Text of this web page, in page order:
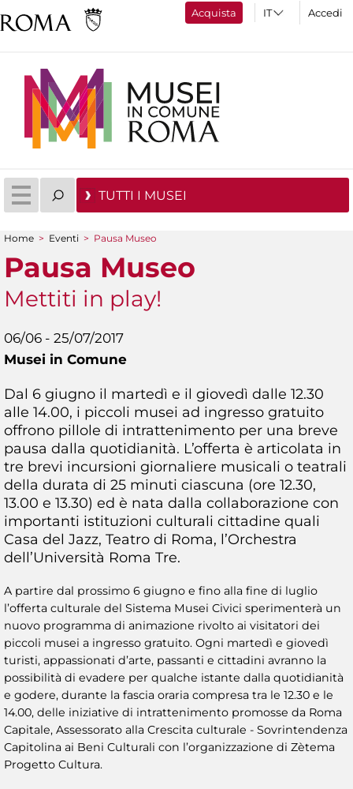
Acquista Accedi
TUTTI I MUSEI
Tu sei qui
Home > Eventi > Pausa Museo
Pausa Museo
Mettiti in play!
06/06 - 25/07/2017
Musei in Comune
Dal 6 giugno il martedì e il giovedì dalle 12.30
alle 14.00, i piccoli musei ad ingresso gratuito
offrono pillole di intrattenimento per una breve
pausa dalla quotidianità. L’offerta è articolata in
tre brevi incursioni giornaliere musicali o teatrali
della durata di 25 minuti ciascuna (ore 12.30,
13.00 e 13.30) ed è nata dalla collaborazione con
importanti istituzioni culturali cittadine quali
Casa del Jazz, Teatro di Roma, l’Orchestra
dell’Università Roma Tre.
A partire dal prossimo 6 giugno e fino alla fine di luglio
l’offerta culturale del Sistema Musei Civici sperimenterà un
nuovo programma di animazione rivolto ai visitatori dei
piccoli musei a ingresso gratuito. Ogni martedì e giovedì
turisti, appassionati d’arte, passanti e cittadini avranno la
possibilità di evadere per qualche istante dalla quotidianità
e godere, durante la fascia oraria compresa tra le 12.30 e le
14.00, delle iniziative di intrattenimento promosse da Roma
Capitale, Assessorato alla Crescita culturale - Sovrintendenza
Capitolina ai Beni Culturali con l’organizzazione di Zètema
Progetto Cultura.